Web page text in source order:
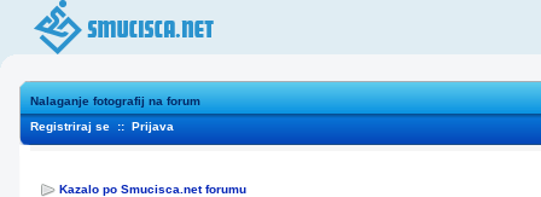
Nalaganje fotografij na forum
Registriraj se :: Prijava
Kazalo po Smucisca.net forumu